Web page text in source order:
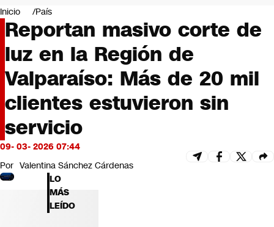
Negocios
Deportes
Programas completos
Cultura
Servicios
Bits
CNN Data
CNN tiempo
Futuro 360
Opinión
Inicio País
Reportan masivo corte de
luz en la Región de
Valparaíso: Más de 20 mil
clientes estuvieron sin
servicio
09- 03- 2026 07:44
Por Valentina Sánchez Cárdenas
LO
MÁS
LEÍDO